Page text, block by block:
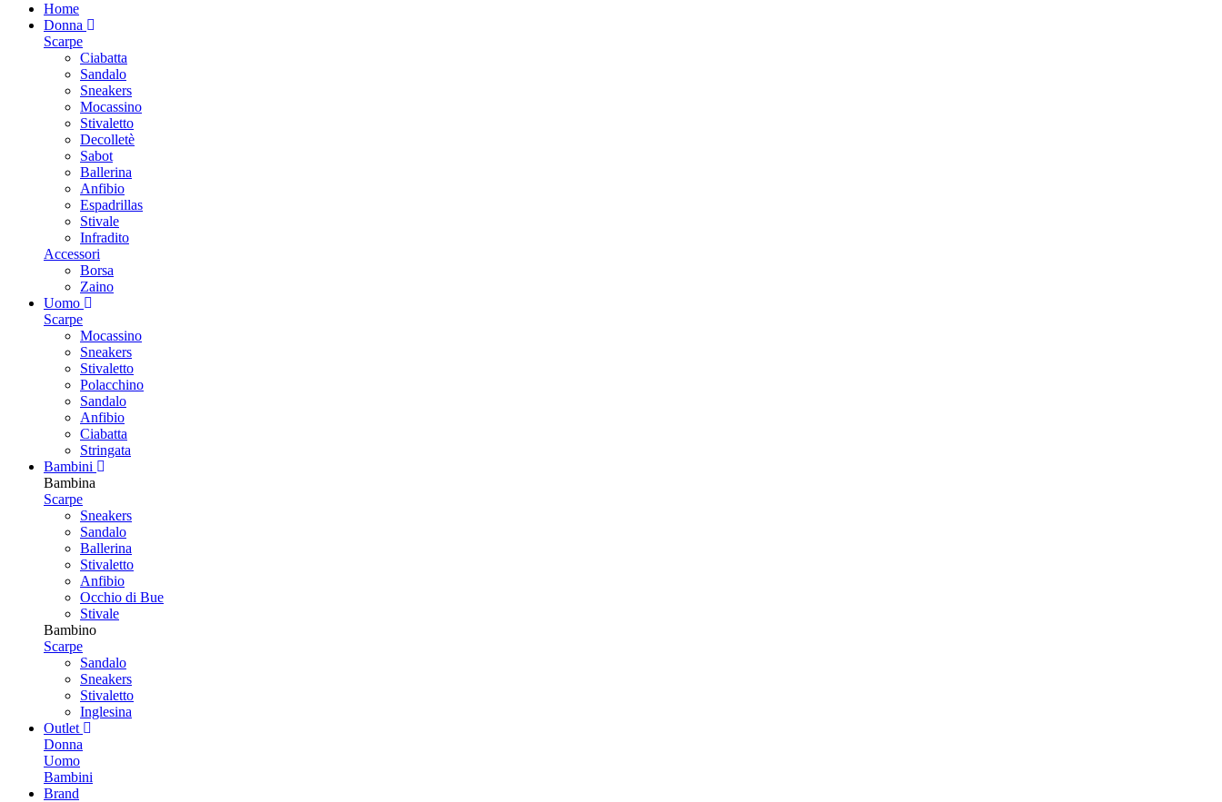
Home
Donna
Scarpe
Ciabatta
Sandalo
Sneakers
Mocassino
Stivaletto
Decolletè
Sabot
Ballerina
Anfibio
Espadrillas
Stivale
Infradito
Accessori
Borsa
Zaino
Uomo
Scarpe
Mocassino
Sneakers
Stivaletto
Polacchino
Sandalo
Anfibio
Ciabatta
Stringata
Bambini
Bambina
Scarpe
Sneakers
Sandalo
Ballerina
Stivaletto
Anfibio
Occhio di Bue
Stivale
Bambino
Scarpe
Sandalo
Sneakers
Stivaletto
Inglesina
Outlet
Donna
Uomo
Bambini
Brand